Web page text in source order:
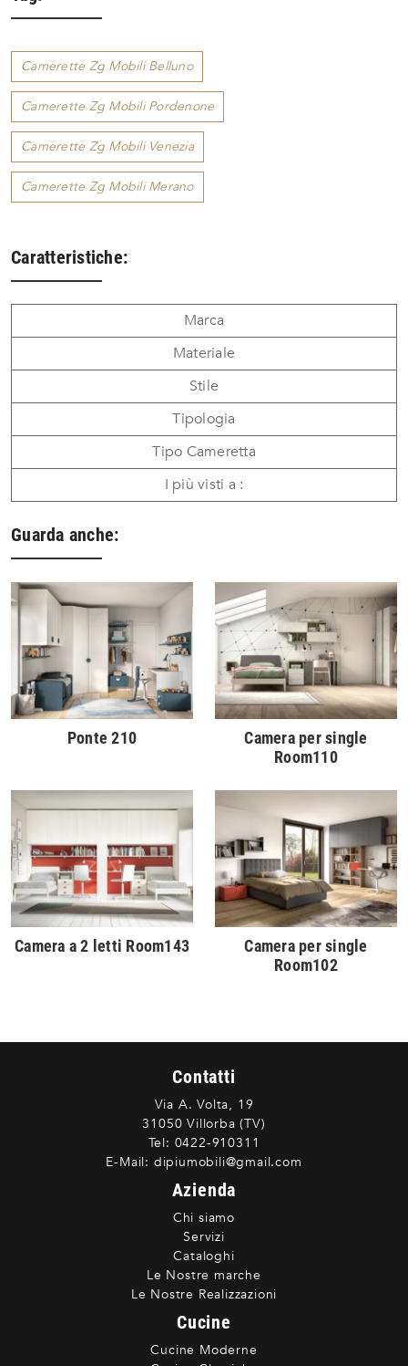
Camerette Zg Mobili Belluno
Camerette Zg Mobili Pordenone
Camerette Zg Mobili Venezia
Camerette Zg Mobili Merano
Caratteristiche:
Marca
Materiale
Stile
Tipologia
Tipo Cameretta
I più visti a :
Guarda anche:
Ponte 210
Camera per single
Room110
Camera a 2 letti Room143
Camera per single
Room102
Contatti
Via A. Volta, 19
31050 Villorba (TV)
Tel: 0422-910311
E-Mail: dipiumobili@gmail.com
Azienda
Chi siamo
Servizi
Cataloghi
Le Nostre marche
Le Nostre Realizzazioni
Cucine
Cucine Moderne